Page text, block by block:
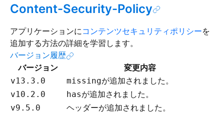
Content-Security-Policy
アプリケーションにコンテンツセキュリティポリシーを
追加する方法の詳細を学習します。
バージョン履歴
バージョン
変更内容
v13.3.0 missingが追加されました。
v10.2.0 hasが追加されました。
v9.5.0 ヘッダーが追加されました。